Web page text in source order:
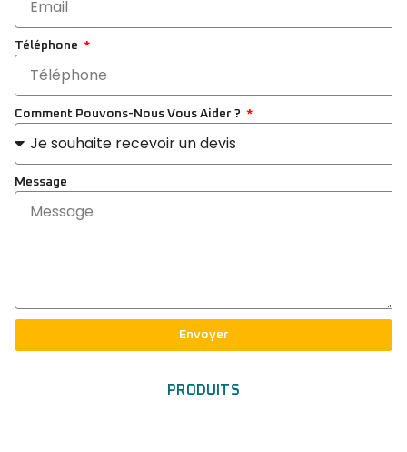
Téléphone
Comment Pouvons-Nous Vous Aider ?
Message
Envoyer
PRODUITS